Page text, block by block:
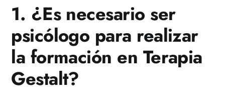
1. ¿Es necesario ser
psicólogo para realizar
la formación en Terapia
Gestalt?